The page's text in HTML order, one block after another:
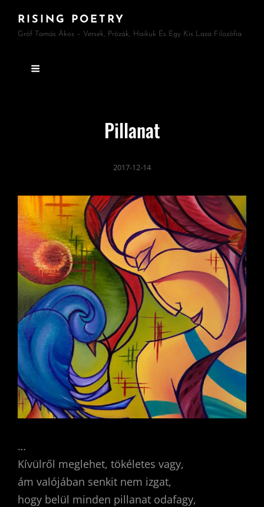
RISING POETRY
Gróf Tamás Ákos – Versek, Prózák, Haikuk És Egy Kis Laza Filozófia
Pillanat
2017-12-14
…
Kívülről meglehet, tökéletes vagy,
ám valójában senkit nem izgat,
hogy belül minden pillanat odafagy,